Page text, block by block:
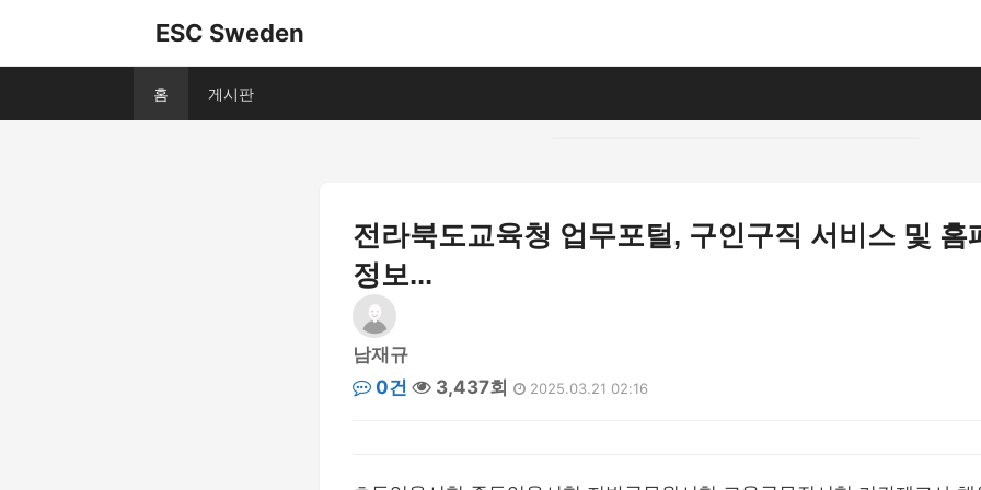
ESC Sweden
홈 게시판
전라북도교육청 업무포털, 구인구직 서비스 및 홈
정보...
남재규
0건
3,437회 2025.03.21 02:16